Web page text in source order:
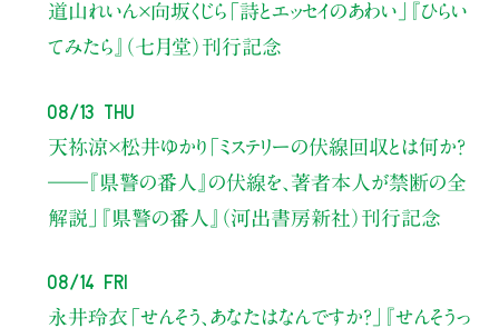
道山れいん×向坂くじら 「詩とエッセイのあわい」
『ひらい
てみたら』（七月堂）刊行記念
08/13 Thu
天祢涼×松井ゆかり 「ミステリーの伏線回収とは何か？
――『県警の番人』の伏線を、著者本人が禁断の全
解説」
『県警の番人』（河出書房新社）刊行記念
08/14 Fri
永井玲衣 「せんそう、あなたはなんですか？」
『せんそうっ